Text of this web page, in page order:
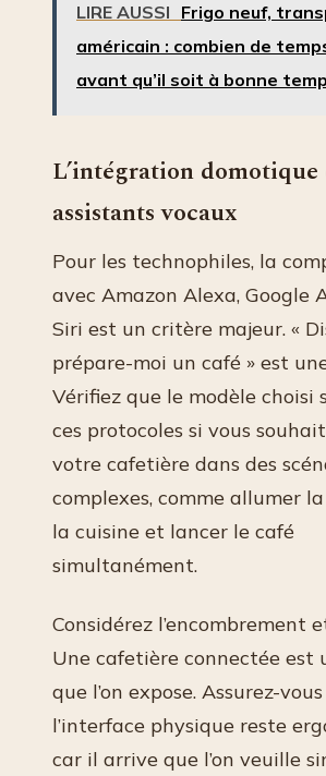
LIRE AUSSI Frigo neuf,
américain : combien de
avant qu’il soit à bonne
L’intégration domotique
assistants vocaux
Pour les technophiles, la
avec Amazon Alexa, Google
Siri est un critère majeur. «
prépare-moi un café » est
Vérifiez que le modèle choisi
ces protocoles si vous
votre cafetière dans des
complexes, comme allumer
la cuisine et lancer le café
simultanément.
Considérez l’encombrement
Une cafetière connectée est
que l’on expose. Assurez-
l’interface physique reste
car il arrive que l’on veuille